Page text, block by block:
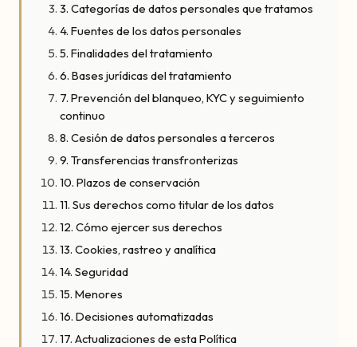
3. Categorías de datos personales que tratamos
4. Fuentes de los datos personales
5. Finalidades del tratamiento
6. Bases jurídicas del tratamiento
7. Prevención del blanqueo, KYC y seguimiento
continuo
8. Cesión de datos personales a terceros
9. Transferencias transfronterizas
10. Plazos de conservación
11. Sus derechos como titular de los datos
12. Cómo ejercer sus derechos
13. Cookies, rastreo y analítica
14. Seguridad
15. Menores
16. Decisiones automatizadas
17. Actualizaciones de esta Política